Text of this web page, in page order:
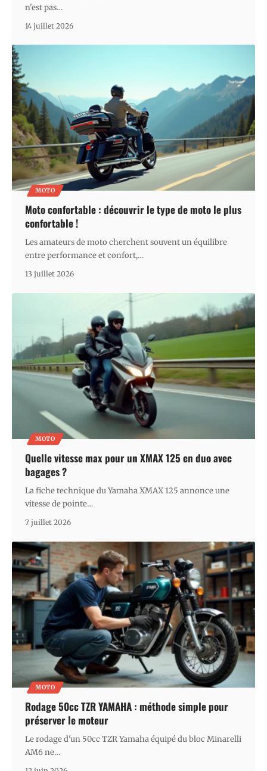
n'est pas…
14 juillet 2026
MOTO
Moto confortable : découvrir le type de moto le plus
confortable !
Les amateurs de moto cherchent souvent un équilibre
entre performance et confort,…
13 juillet 2026
MOTO
Quelle vitesse max pour un XMAX 125 en duo avec
bagages ?
La fiche technique du Yamaha XMAX 125 annonce une
vitesse de pointe…
7 juillet 2026
MOTO
Rodage 50cc TZR YAMAHA : méthode simple pour
préserver le moteur
Le rodage d'un 50cc TZR Yamaha équipé du bloc Minarelli
AM6 ne…